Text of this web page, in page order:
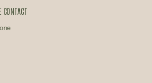
CONTACT